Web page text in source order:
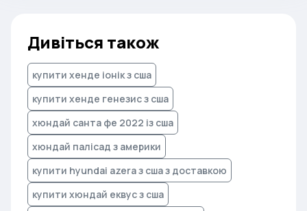
Дивіться також
купити хенде іонік з сша
купити хенде генезис з сша
хюндай санта фе 2022 із сша
хюндай палісад з америки
купити hyundai azera з сша з доставкою
купити хюндай еквус з сша